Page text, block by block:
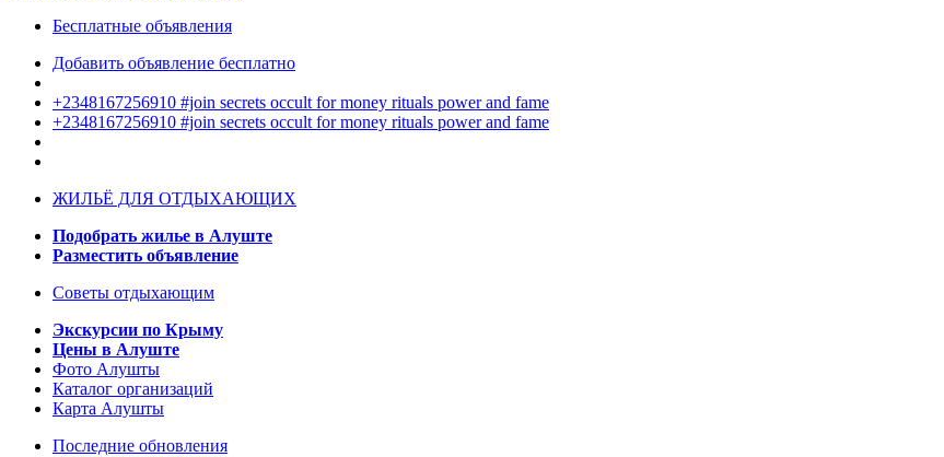
Бесплатные объявления
Добавить объявление бесплатно
+2348167256910 #join secrets occult for money rituals power and fame
+2348167256910 #join secrets occult for money rituals power and fame
ЖИЛЬЁ ДЛЯ ОТДЫХАЮЩИХ
Подобрать жилье в Алуште
Разместить объявление
Советы отдыхающим
Экскурсии по Крыму
Цены в Алуште
Фото Алушты
Каталог организаций
Карта Алушты
Последние обновления